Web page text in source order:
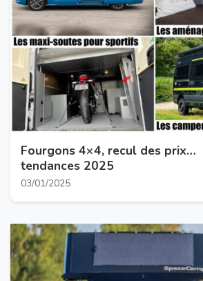
Fourgons 4×4, recul des prix…
tendances 2025
03/01/2025